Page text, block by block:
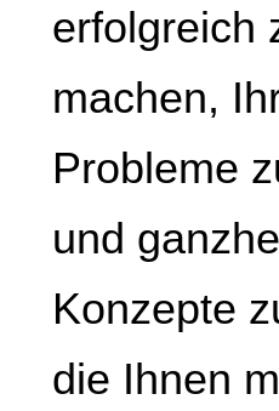
erfolgreich
machen,
Probleme
und
Konzepte
die Ihnen